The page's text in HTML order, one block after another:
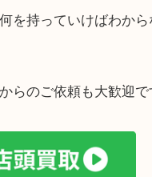
軽に
捨離・引っ越し